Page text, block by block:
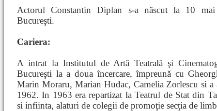
Actorul Constantin Diplan s-a născut la 10
Bucureşti.
Cariera:
A intrat la Institutul de Artă Teatrală şi
Bucureşti la a doua încercare, împreună cu
Marin Moraru, Marian Hudac, Camelia Zorlescu si
1962. In 1963 era repartizat la Teatrul de Stat din
si infiinta, alaturi de colegii de promoţie secţia de